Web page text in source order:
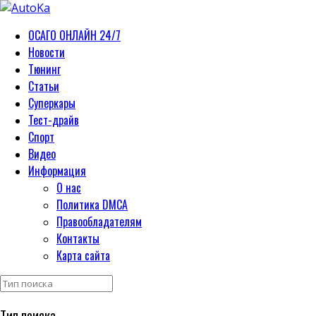
ОСАГО ОНЛАЙН 24/7
Новости
Тюнинг
Статьи
Суперкары
Тест-драйв
Спорт
Видео
Информация
О нас
Политика DMCA
Правообладателям
Контакты
Карта сайта